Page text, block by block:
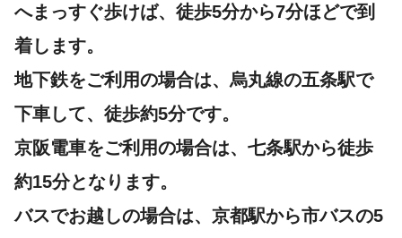
へまっすぐ歩けば、徒歩5分から7分ほどで到
着します。
地下鉄をご利用の場合は、烏丸線の五条駅で
下車して、徒歩約5分です。
京阪電車をご利用の場合は、七条駅から徒歩
約15分となります。
バスでお越しの場合は、京都駅から市バスの5